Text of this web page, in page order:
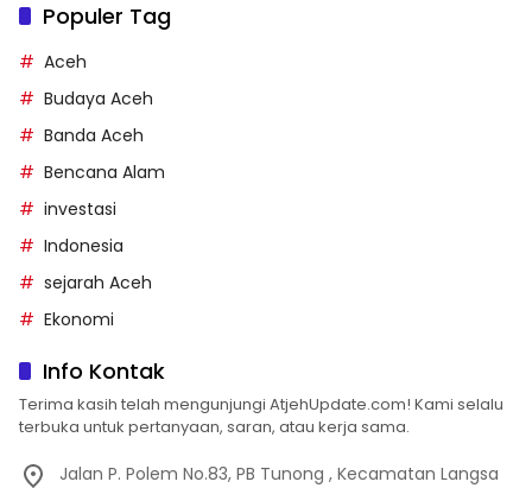
Populer Tag
Aceh
Budaya Aceh
Banda Aceh
Bencana Alam
investasi
Indonesia
sejarah Aceh
Ekonomi
Info Kontak
Terima kasih telah mengunjungi AtjehUpdate.com! Kami selalu
terbuka untuk pertanyaan, saran, atau kerja sama.
Jalan P. Polem No.83, PB Tunong , Kecamatan Langsa